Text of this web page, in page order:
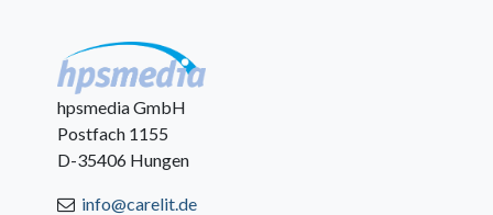
hpsmedia GmbH
Postfach 1155
D-35406 Hungen
info@carelit.de